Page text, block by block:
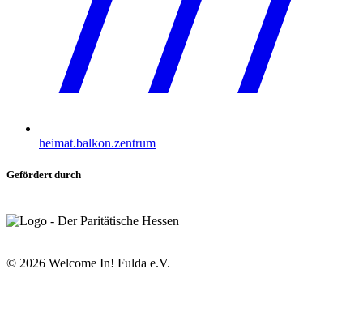
heimat.balkon.zentrum
Gefördert durch
© 2026 Welcome In! Fulda e.V.